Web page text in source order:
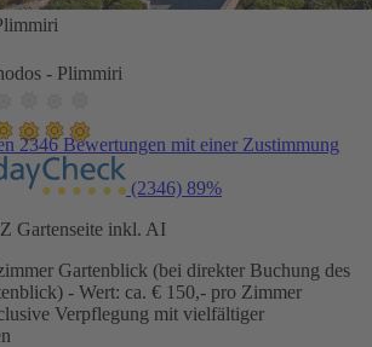
- Plimmiri
2346 Bewertungen mit einer Zustimmung
(2346) 89%
Gartenseite inkl. AI
Gartenblick (bei direkter Buchung des
- Wert: ca. € 150,- pro Zimmer
Verpflegung mit vielfältiger